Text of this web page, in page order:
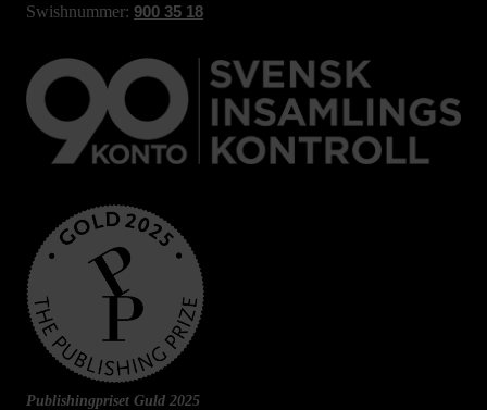
Swishnummer: 900 35 18
Publishingpriset Guld 2025